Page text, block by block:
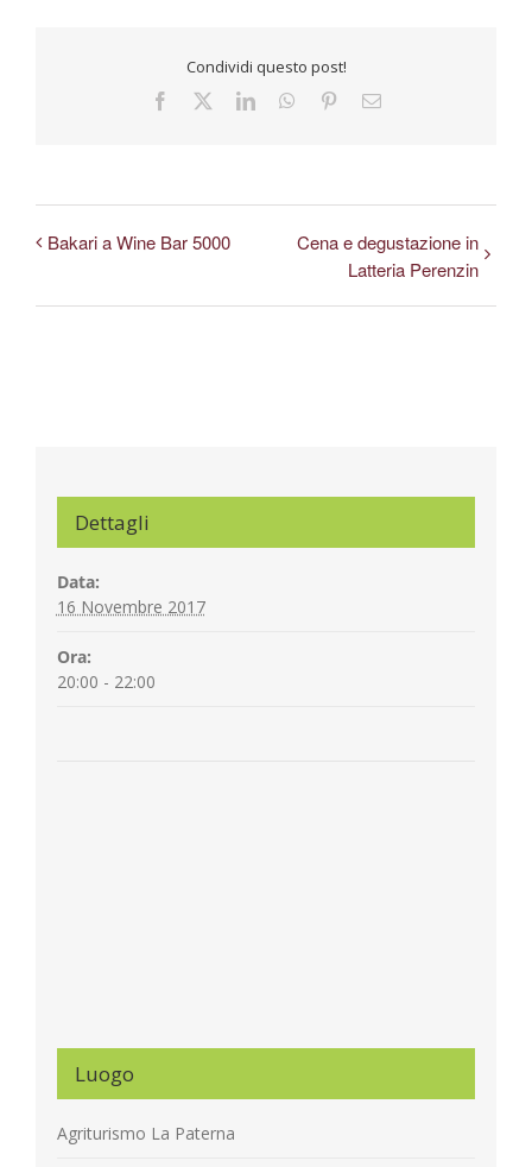
Condividi questo post!
Facebook LinkedInWhatsApp
PinterestEmail
Bakari a Wine Bar 5000
Cena e degustazione in
Latteria Perenzin
Dettagli
Data:
16 Novembre 2017
Ora:
20:00 - 22:00
Luogo
Agriturismo La Paterna